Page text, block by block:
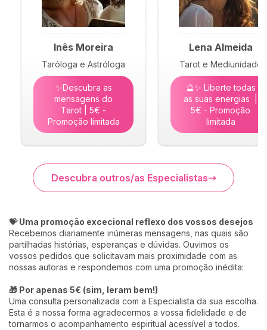
Inês Moreira
Taróloga e Astróloga
✨Descubra as
mensagens do
Tarot | 5€ -
Promoção limitada
Lena Almeida
Tarot e Mediunidade
🔮✨ Liberte todas
as suas energias |
5€ - Promoção
limitada
Descubra outros/as Especialistas
💝 Uma promoção excecional reflexo dos vossos desejos
Recebemos diariamente inúmeras mensagens, nas quais são
partilhadas histórias, esperanças e dúvidas. Ouvimos os
vossos pedidos que solicitavam mais proximidade com as
nossas autoras e respondemos com uma promoção inédita:
🎁 Por apenas 5€ (sim, leram bem!)
Uma consulta personalizada com a Especialista da sua escolha.
Esta é a nossa forma agradecermos a vossa fidelidade e de
tornarmos o acompanhamento espiritual acessível a todos.